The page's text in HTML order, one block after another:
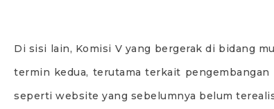
Di sisi lain, Komisi V yang bergerak di bidang
termin kedua, terutama terkait
seperti website yang sebelumnya belum